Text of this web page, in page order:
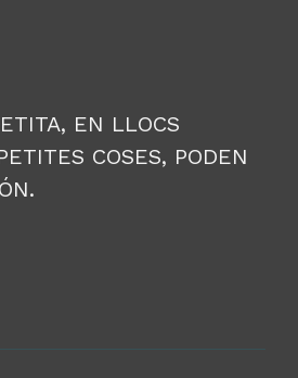
EN LLOCS
COSES, PODEN